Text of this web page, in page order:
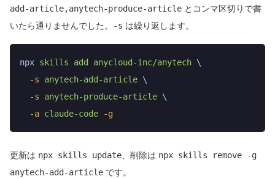
add-article,anytech-produce-article とコンマ区切りで書
いたら通りませんでした。
-s は繰り返します。
npx skills add anycloud-inc/anytech \
  -s
anytech-add-article \
  -s
anytech-produce-article \
  -a
claude-code -g
更新は npx skills update、削除は npx skills remove -g
anytech-add-article です。